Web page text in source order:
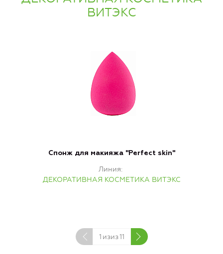
ВИТЭКС
Спонж для макияжа "Perfect skin"
Линия
ДЕКОРАТИВНАЯ КОСМЕТИКА ВИТЭКС
1 изиз11